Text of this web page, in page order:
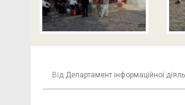
Від Департамент інформаційної